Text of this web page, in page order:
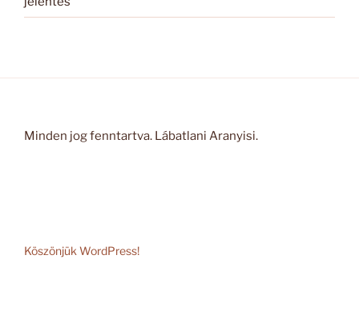
Minden jog fenntartva. Lábatlani Aranyisi.
Köszönjük WordPress!